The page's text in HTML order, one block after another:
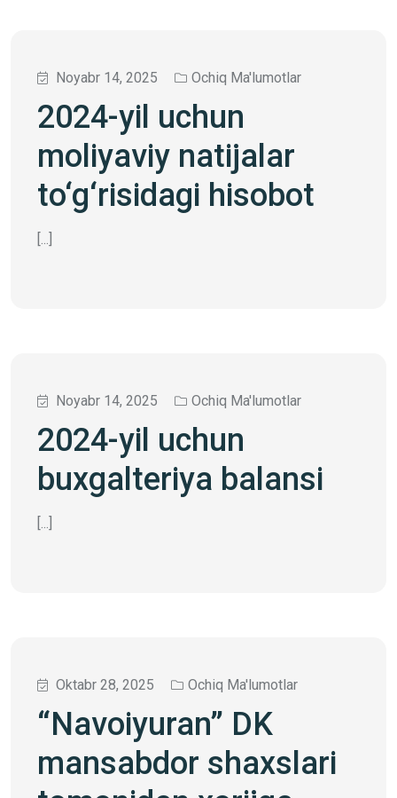
Noyabr 14, 2025 Ochiq Ma'lumotlar
2024-yil uchun
moliyaviy natijalar
to‘g‘risidagi hisobot
[...]
Noyabr 14, 2025 Ochiq Ma'lumotlar
2024-yil uchun
buxgalteriya balansi
[...]
Oktabr 28, 2025 Ochiq Ma'lumotlar
“Navoiyuran” DK
mansabdor shaxslari